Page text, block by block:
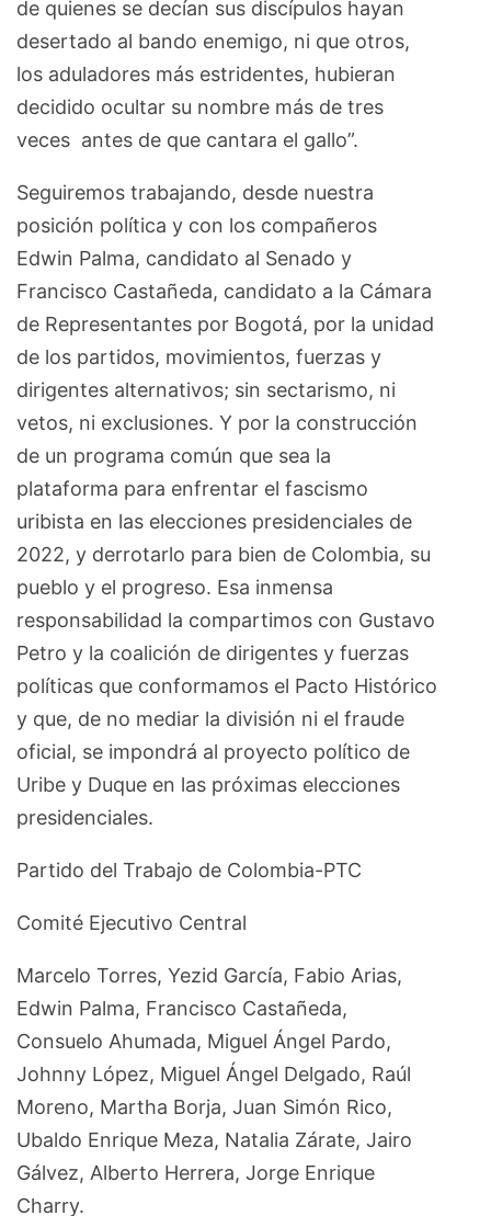
de quienes se decían sus discípulos hayan
desertado al bando enemigo, ni que otros,
los aduladores más estridentes, hubieran
decidido ocultar su nombre más de tres
veces antes de que cantara el gallo”.
Seguiremos trabajando, desde nuestra
posición política y con los compañeros
Edwin Palma, candidato al Senado y
Francisco Castañeda, candidato a la Cámara
de Representantes por Bogotá, por la unidad
de los partidos, movimientos, fuerzas y
dirigentes alternativos; sin sectarismo, ni
vetos, ni exclusiones. Y por la construcción
de un programa común que sea la
plataforma para enfrentar el fascismo
uribista en las elecciones presidenciales de
2022, y derrotarlo para bien de Colombia, su
pueblo y el progreso. Esa inmensa
responsabilidad la compartimos con Gustavo
Petro y la coalición de dirigentes y fuerzas
políticas que conformamos el Pacto Histórico
y que, de no mediar la división ni el fraude
oficial, se impondrá al proyecto político de
Uribe y Duque en las próximas elecciones
presidenciales.
Partido del Trabajo de Colombia-PTC
Comité Ejecutivo Central
Marcelo Torres, Yezid García, Fabio Arias,
Edwin Palma, Francisco Castañeda,
Consuelo Ahumada, Miguel Ángel Pardo,
Johnny López, Miguel Ángel Delgado, Raúl
Moreno, Martha Borja, Juan Simón Rico,
Ubaldo Enrique Meza, Natalia Zárate, Jairo
Gálvez, Alberto Herrera, Jorge Enrique
Charry.